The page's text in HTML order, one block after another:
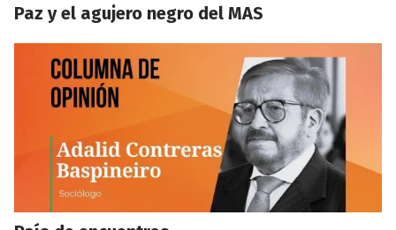
Paz y el agujero negro del MAS